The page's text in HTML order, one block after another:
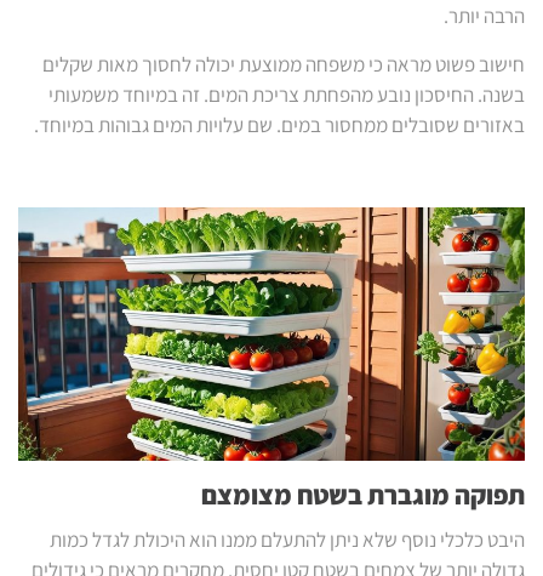
הרבה יותר.
חישוב פשוט מראה כי משפחה ממוצעת יכולה לחסוך מאות שקלים
בשנה. החיסכון נובע מהפחתת צריכת המים. זה במיוחד משמעותי
באזורים שסובלים ממחסור במים. שם עלויות המים גבוהות במיוחד.
תפוקה מוגברת בשטח מצומצם
היבט כלכלי נוסף שלא ניתן להתעלם ממנו הוא היכולת לגדל כמות
גדולה יותר של צמחים בשטח קטן יחסית. מחקרים מראים כי גידולים